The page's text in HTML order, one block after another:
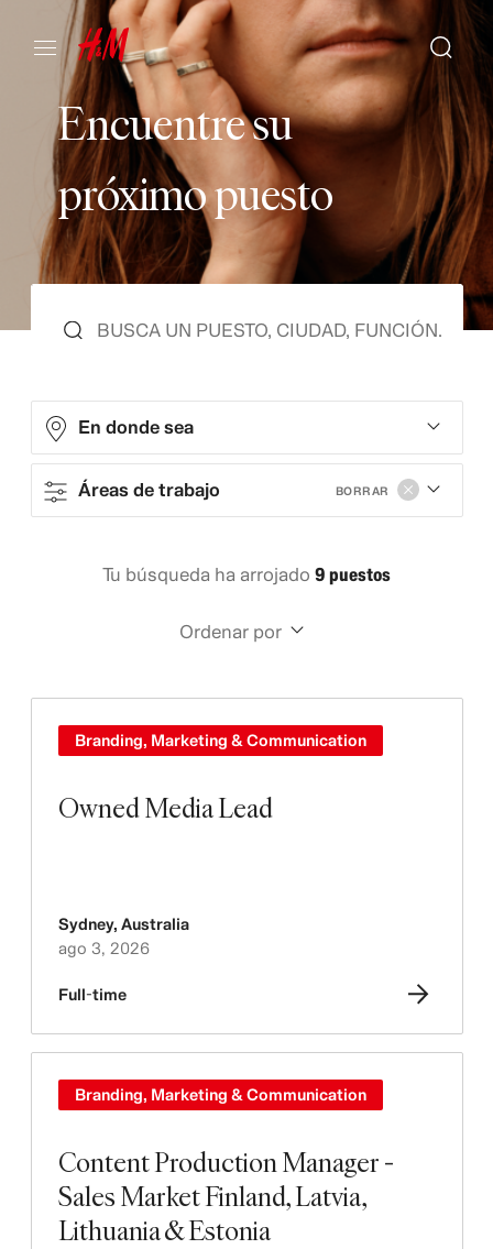
Encuentresu
próximopuesto
En donde sea
Áreas de trabajo BORRAR
Tu búsqueda ha arrojado 9 puestos
Ordenar por
Owned Media Lead
Branding, Marketing & Communication
Sydney, Australia
ago 3, 2026
Full-time
Content Production Manager -
Sales Market Finland, Latvia,
Lithuania & Estonia
Branding, Marketing & Communication